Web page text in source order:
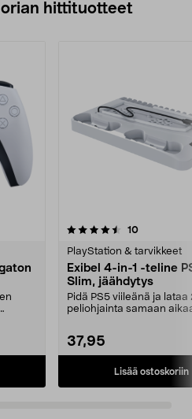
hittituotteet
10arvostelut
PlayStation & tarvikkeet
Exibel 4-in-1 -teline
Slim, jäähdytys
Pidä PS5 viileänä ja lataa
peliohjainta samaan
37,95
Lisää ostoskoriin
4.5 viidestä